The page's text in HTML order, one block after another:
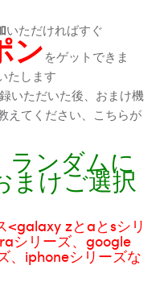
いただければすぐ
ンをゲットできま
たします
いただいた後、おまけ機
えてください、こちらが
ランダムに
まけご選択
zとaとsシリ
シリーズ、google
、iphoneシリーズな